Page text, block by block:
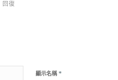
回復
顯示名稱 *